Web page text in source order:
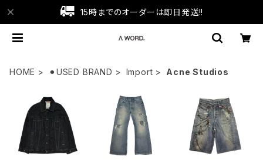
15時までのオーダーは即日発送!!
HOME ⚫︎USED BRAND Import Acne Studios